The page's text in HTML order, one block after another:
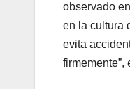
observado
en la cultura
evita
firmemente”,